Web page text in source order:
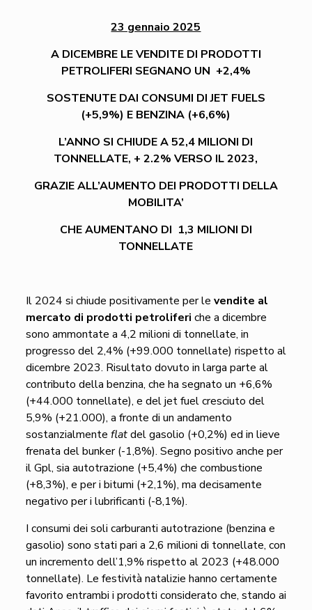
23 gennaio 2025
A DICEMBRE LE VENDITE DI PRODOTTI
PETROLIFERI SEGNANO UN +2,4%
SOSTENUTE DAI CONSUMI DI JET FUELS
(+5,9%) E BENZINA (+6,6%)
L’ANNO SI CHIUDE A 52,4 MILIONI DI
TONNELLATE, + 2.2% VERSO IL 2023,
GRAZIE ALL’AUMENTO DEI PRODOTTI DELLA
MOBILITA’
CHE AUMENTANO DI 1,3 MILIONI DI
TONNELLATE
Il 2024 si chiude positivamente per le vendite al
mercato di prodotti petroliferi che a dicembre
sono ammontate a 4,2 milioni di tonnellate, in
progresso del 2,4% (+99.000 tonnellate) rispetto al
dicembre 2023. Risultato dovuto in larga parte al
contributo della benzina, che ha segnato un +6,6%
(+44.000 tonnellate), e del jet fuel cresciuto del
5,9% (+21.000), a fronte di un andamento
sostanzialmente flatdel gasolio (+0,2%) ed in lieve
frenata del bunker (-1,8%). Segno positivo anche per
il Gpl, sia autotrazione (+5,4%) che combustione
(+8,3%), e per i bitumi (+2,1%), ma decisamente
negativo per i lubrificanti (-8,1%).
I consumi dei soli carburanti autotrazione (benzina e
gasolio) sono stati pari a 2,6 milioni di tonnellate, con
un incremento dell’1,9% rispetto al 2023 (+48.000
tonnellate). Le festività natalizie hanno certamente
favorito entrambi i prodotti considerato che, stando ai